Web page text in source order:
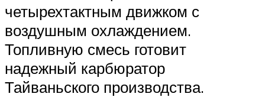
четырехтактным движком с
воздушным охлаждением.
Топливную смесь готовит
надежный карбюратор
Тайваньского производства.